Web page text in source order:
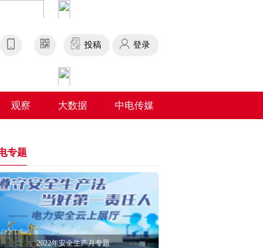
投稿 登录
观察 大数据 中电传媒
专题
2022年安全生产月专题